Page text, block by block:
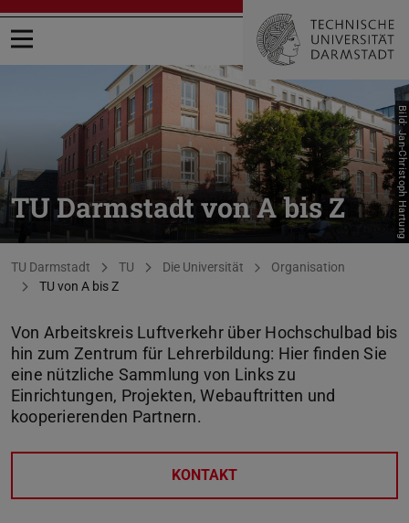
Menü öffnen
TU Darmstadt von A bis Z Bild: Jan-Christoph Hartung
Sie befinden sich hier:
TU Darmstadt TU Die Universität
Organisation
TU von A bis Z
Von Arbeitskreis Luftverkehr über Hochschulbad bis
hin zum Zentrum für Lehrerbildung: Hier finden Sie
eine nützliche Sammlung von Links zu
Einrichtungen, Projekten, Webauftritten und
kooperierenden Partnern.
KONTAKT